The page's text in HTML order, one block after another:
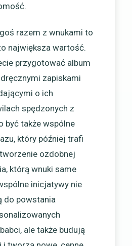
razem z wnukami to
największa wartość.
przygotować album
zapiskami
o ich
spędzonych z
być także wspólne
który później trafi
ozdobnej
którą wnuki same
inicjatywy nie
do powstania
ale także budują